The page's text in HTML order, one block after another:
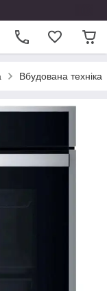
Вбудована техніка